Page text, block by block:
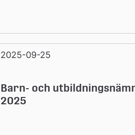
2025-09-25
Barn- och
2025